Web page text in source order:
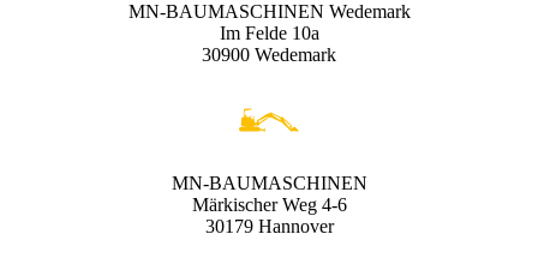
MN-BAUMASCHINEN Wedemark
Im Felde 10a
30900 Wedemark
MN-BAUMASCHINEN
Märkischer Weg 4-6
30179 Hannover